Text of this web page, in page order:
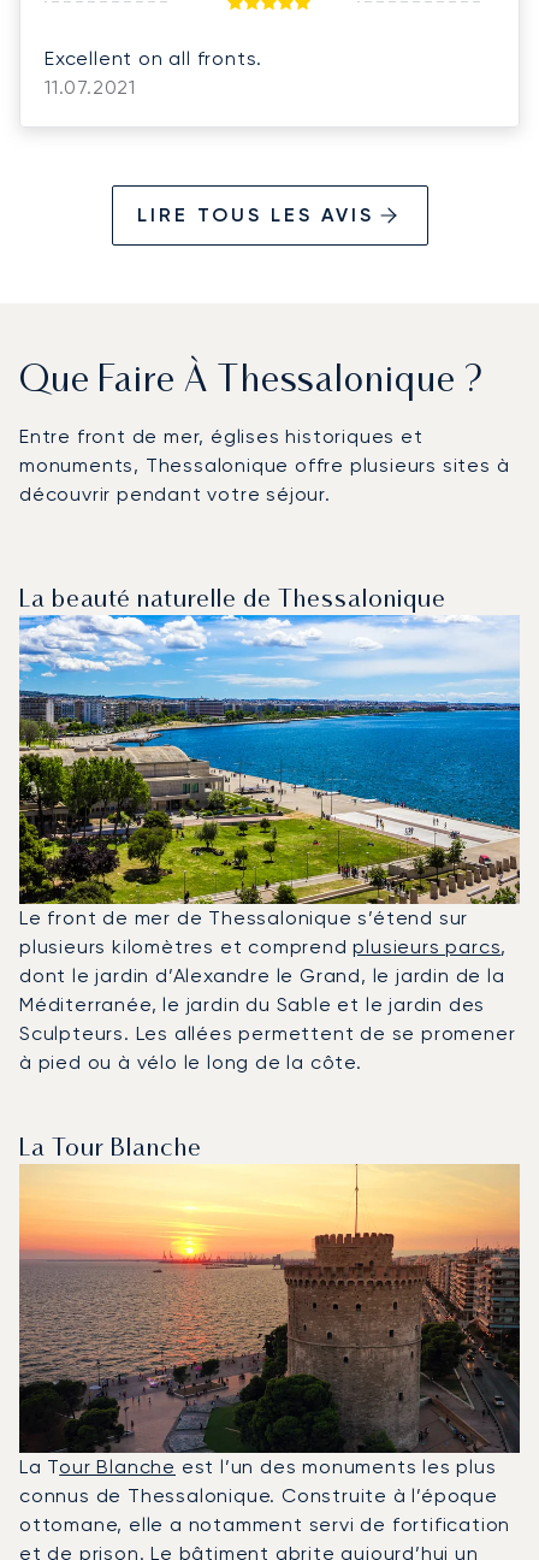
Excellent on all fronts.
11.07.2021
LIRE TOUS LES AVIS
Que Faire À Thessalonique ?
Entre front de mer, églises historiques et
monuments, Thessalonique offre plusieurs sites à
découvrir pendant votre séjour.
La beauté naturelle de Thessalonique
Le front de mer de Thessalonique s’étend sur
plusieurs kilomètres et comprendplusieurs parcs,
dont le jardin d’Alexandre le Grand, le jardin de la
Méditerranée, le jardin du Sable et le jardin des
Sculpteurs. Les allées permettent de se promener
à pied ou à vélo le long de la côte.
La Tour Blanche
La Tour Blanche est l’un des monuments les plus
connus de Thessalonique. Construite à l’époque
ottomane, elle a notamment servi de fortification
et de prison. Le bâtiment abrite aujourd’hui un